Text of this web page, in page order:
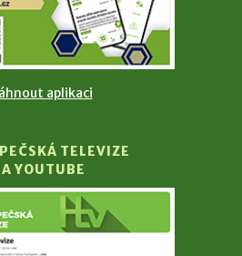
aplikaci
TELEVIZE
YOUTUBE